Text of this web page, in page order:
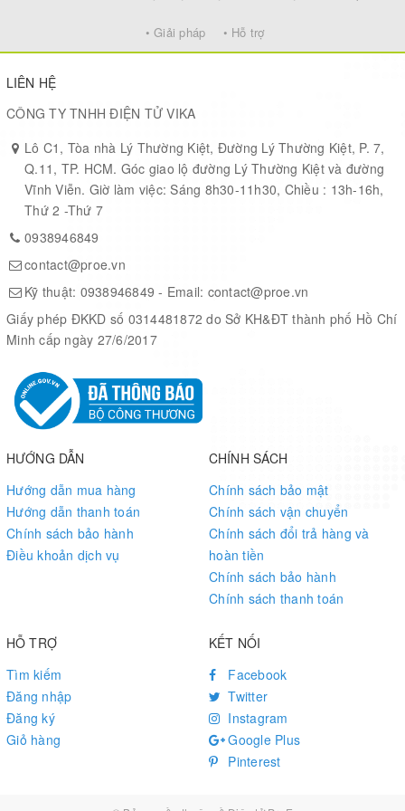
8L for STM8L1xx
• Giải pháp • Hỗ trợ
LIÊN HỆ
CÔNG TY TNHH ĐIỆN TỬ VIKA
Lô C1, Tòa nhà Lý Thường Kiệt, Đường Lý Thường Kiệt, P. 7,
Q.11, TP. HCM. Góc giao lộ đường Lý Thường Kiệt và đường
Vĩnh Viễn. Giờ làm việc: Sáng 8h30-11h30, Chiều : 13h-16h,
Thứ 2 -Thứ 7
0938946849
contact@proe.vn
Kỹ thuật: 0938946849 - Email: contact@proe.vn
Giấy phép ĐKKD số 0314481872 do Sở KH&ĐT thành phố Hồ Chí
Minh cấp ngày 27/6/2017
HƯỚNG DẪN
Hướng dẫn mua hàng
Hướng dẫn thanh toán
Chính sách bảo hành
Điều khoản dịch vụ
CHÍNH SÁCH
Chính sách bảo mật
Chính sách vận chuyển
Chính sách đổi trả hàng và
hoàn tiền
Chính sách bảo hành
Chính sách thanh toán
HỖ TRỢ
Tìm kiếm
Đăng nhập
Đăng ký
Giỏ hàng
KẾT NỐI
Facebook
Twitter
Instagram
Google Plus
Pinterest